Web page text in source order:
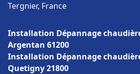
Tergnier, France
Installation Dépannage
Argentan 61200
Installation Dépannage
Quetigny 21800